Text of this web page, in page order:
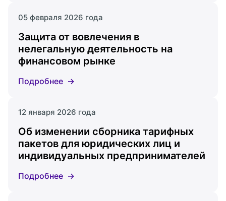
05 февраля 2026 года
Защита от вовлечения в
нелегальную деятельность на
финансовом рынке
Подробнее
12 января 2026 года
Об изменении сборника тарифных
пакетов для юридических лиц и
индивидуальных предпринимателей
Подробнее